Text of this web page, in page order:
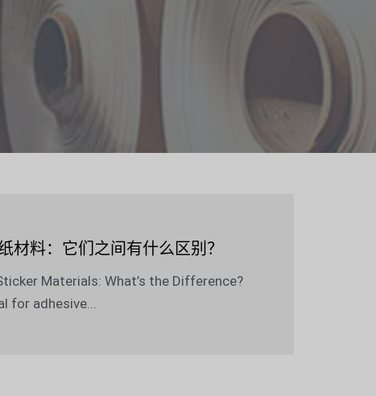
材料：它们之间有什么区别？
Materials: What’s the Difference?
for adhesive...